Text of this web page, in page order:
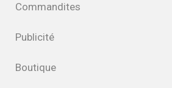
Commandites
Publicité
Boutique